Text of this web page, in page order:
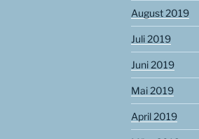
August 2019
Juli 2019
Juni 2019
Mai 2019
April 2019